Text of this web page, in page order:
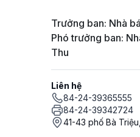
Trưởng ban: Nhà
Phó trưởng ban:
Thu
Liên hệ
84-24-39365555
84-24-39342724
41-43 phố Bà